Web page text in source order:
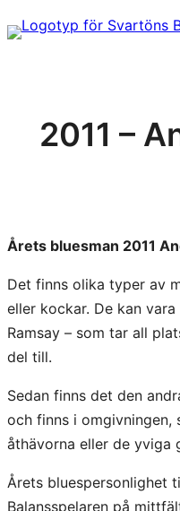
Hoppa
till
2011 –
Årets bluesman 2011
Det finns olika typer av
eller kockar. De kan
Ramsay – som tar all
del till.
Sedan finns det den
och finns i omgivningen,
åthävorna eller de yviga
Årets bluespersonlighet
Balansspelaren på